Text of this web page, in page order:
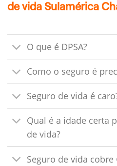
de vida Sulamérica
O que é DPSA?
Como o seguro é
Seguro de vida é
Qual é a idade certa
de vida?
Seguro de vida cobre